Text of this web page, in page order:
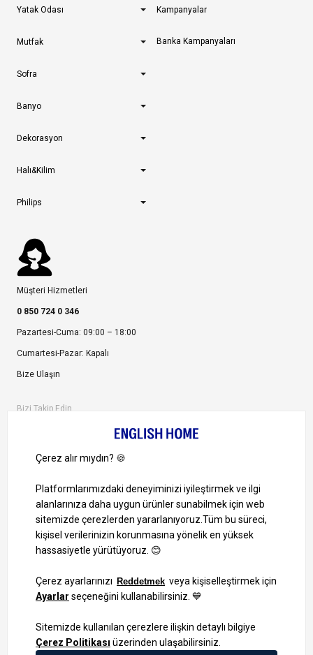
Yatak Odası
Mutfak
Sofra
Banyo
Dekorasyon
Halı&Kilim
Philips
Kampanyalar
Banka Kampanyaları
Müşteri Hizmetleri
0 850 724 0 346
Pazartesi-Cuma: 09:00 – 18:00
Cumartesi-Pazar: Kapalı
Bize Ulaşın
Bizi Takip Edin
1000 TL ve Üzeri Alışverişlerinizde Kargo Bedava!
Bilgi Toplum Hizmetleri
KVKK Veri İşleme Politikamız
Site Haritası